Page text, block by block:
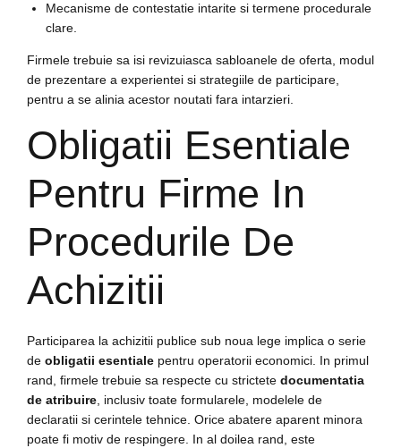
Mecanisme de contestatie intarite si termene procedurale
clare.
Firmele trebuie sa isi revizuiasca sabloanele de oferta, modul
de prezentare a experientei si strategiile de participare,
pentru a se alinia acestor noutati fara intarzieri.
Obligatii Esentiale
Pentru Firme In
Procedurile De
Achizitii
Participarea la achizitii publice sub noua lege implica o serie
de obligatii esentiale pentru operatorii economici. In primul
rand, firmele trebuie sa respecte cu strictete documentatia
de atribuire, inclusiv toate formularele, modelele de
declaratii si cerintele tehnice. Orice abatere aparent minora
poate fi motiv de respingere. In al doilea rand, este